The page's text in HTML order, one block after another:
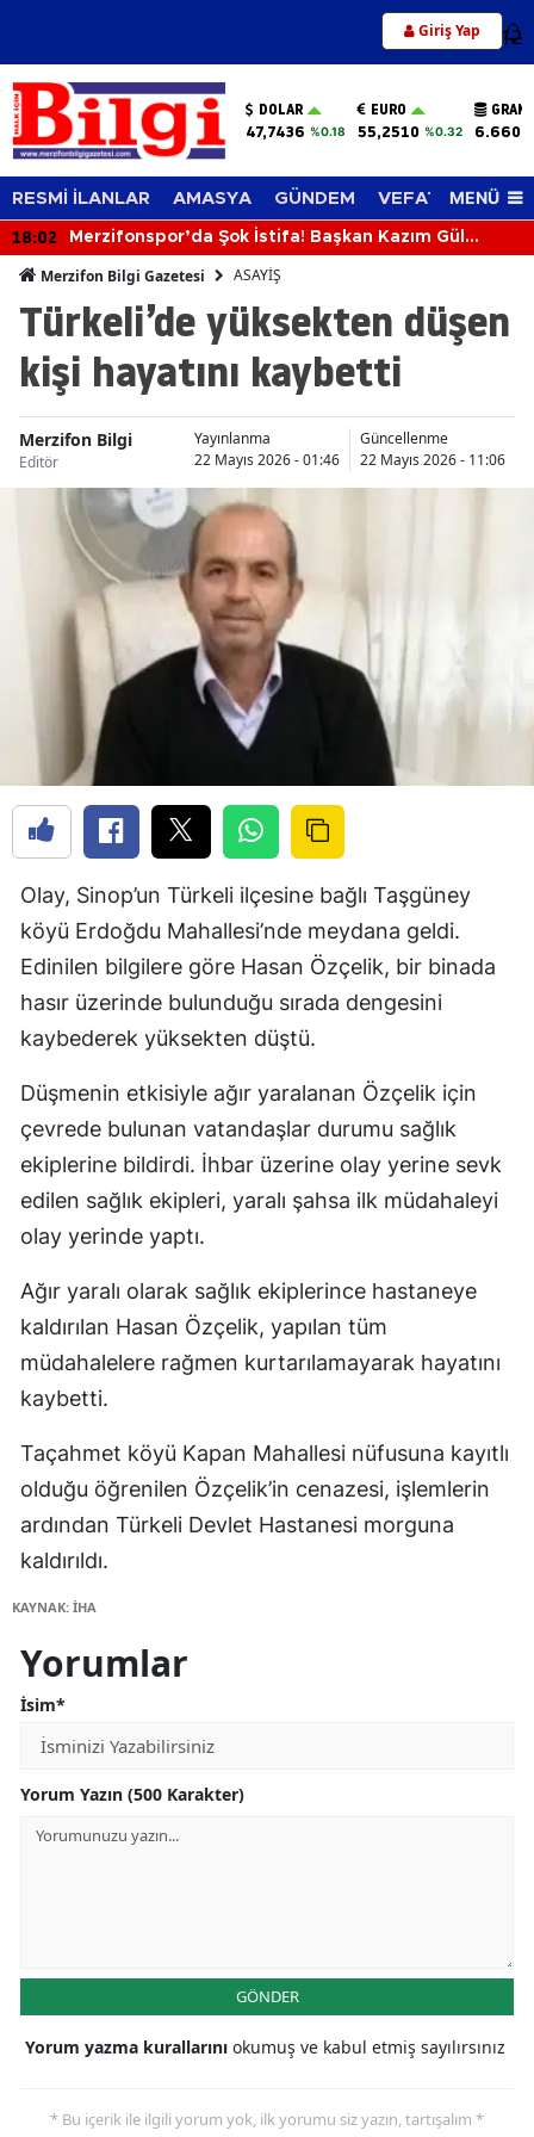
Giriş Yap 12
DOLAR
47,7436 %0.18
EURO
55,2510 %0.32
RESMİ İLANLAR AMASYA GÜNDEM VEFAT EDENLER
MENÜ
18:02
Merzifonspor’da Şok İstifa! Başkan Kazım Gül
Merzifon Bilgi Gazetesi ASAYİŞ
Türkeli’de yüksekten düşen
kişi hayatını kaybetti
Merzifon Bilgi
Editör
Yayınlanma
22 Mayıs 2026 - 01:46
Güncellenme
22 Mayıs 2026 - 11:06
Olay, Sinop’un Türkeli ilçesine bağlı Taşgüney
köyü Erdoğdu Mahallesi’nde meydana geldi.
Edinilen bilgilere göre Hasan Özçelik, bir binada
hasır üzerinde bulunduğu sırada dengesini
kaybederek yüksekten düştü.
Düşmenin etkisiyle ağır yaralanan Özçelik için
çevrede bulunan vatandaşlar durumu sağlık
ekiplerine bildirdi. İhbar üzerine olay yerine sevk
edilen sağlık ekipleri, yaralı şahsa ilk müdahaleyi
olay yerinde yaptı.
Ağır yaralı olarak sağlık ekiplerince hastaneye
kaldırılan Hasan Özçelik, yapılan tüm
müdahalelere rağmen kurtarılamayarak hayatını
kaybetti.
Taçahmet köyü Kapan Mahallesi nüfusuna kayıtlı
olduğu öğrenilen Özçelik’in cenazesi, işlemlerin
ardından Türkeli Devlet Hastanesi morguna
kaldırıldı.
KAYNAK: İHA
Yorumlar
İsim*
Yorum Yazın (500 Karakter)
GÖNDER
Yorum yazma kurallarını okumuş ve kabul etmiş sayılırsınız
* Bu içerik ile ilgili yorum yok, ilk yorumu siz yazın, tartışalım *